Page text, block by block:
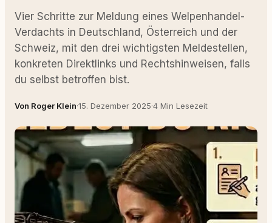
Vier Schritte zur Meldung eines Welpenhandel-
Verdachts in Deutschland, Österreich und der
Schweiz, mit den drei wichtigsten Meldestellen,
konkreten Direktlinks und Rechtshinweisen, falls
du selbst betroffen bist.
Von Roger Klein·15. Dezember 2025·4 Min Lesezeit